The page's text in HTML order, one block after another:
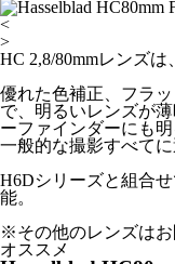
<
>
HC 2,8/80mmレンズ
優れた色補正、フラ
で、明るいレンズが
ーファインダーにも
一般的な撮影すべてに
H6Dシリーズと組合
能。
※その他のレンズはお
オススメ